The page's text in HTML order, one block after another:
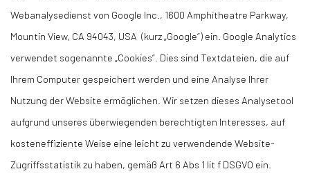
Webanalysedienst von Google Inc., 1600 Amphitheatre Parkway,
Mountin View, CA 94043, USA (kurz „Google“) ein. Google Analytics
verwendet sogenannte „Cookies“. Dies sind Textdateien, die auf
Ihrem Computer gespeichert werden und eine Analyse Ihrer
Nutzung der Website ermöglichen. Wir setzen dieses Analysetool
aufgrund unseres überwiegenden berechtigten Interesses, auf
kosteneffiziente Weise eine leicht zu verwendende Website-
Zugriffsstatistik zu haben, gemäß Art 6 Abs 1 lit f DSGVO ein.